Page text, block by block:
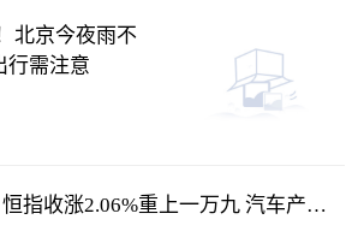
北京今夜雨不
行需注意
指收涨2.06%重上一万九 汽车产业